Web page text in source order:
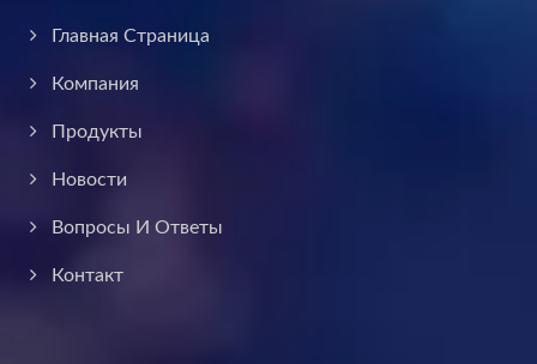
Главная Страница
Компания
Продукты
Новости
Вопросы И Ответы
Контакт